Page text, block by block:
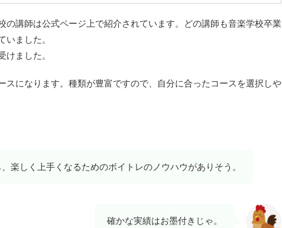
講師は公式ページ上で紹介されています。どの講師も音楽学校卒業
ました。
ました。
スになります。種類が豊富ですので、自分に合ったコースを選択しや
楽しく上手くなるためのボイトレのノウハウがありそう。
確かな実績はお墨付きじゃ。